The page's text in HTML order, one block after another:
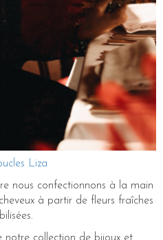
Liza
nous confectionnons à la main
à partir de fleurs fraîches